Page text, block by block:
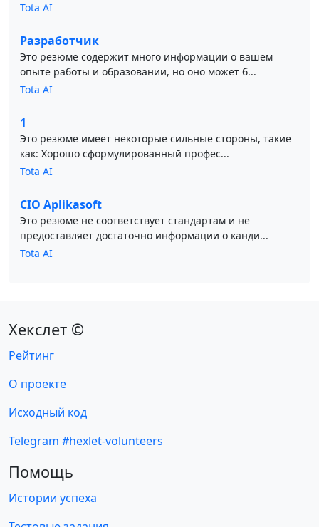
Tota AI
Разработчик
Это резюме содержит много информации о вашем
опыте работы и образовании, но оно может б...
Tota AI
1
Это резюме имеет некоторые сильные стороны, такие
как: Хорошо сформулированный профес...
Tota AI
CIO Aplikasoft
Это резюме не соответствует стандартам и не
предоставляет достаточно информации о канди...
Tota AI
Хекслет ©
Рейтинг
О проекте
Исходный код
Telegram #hexlet-volunteers
Помощь
Истории успеха